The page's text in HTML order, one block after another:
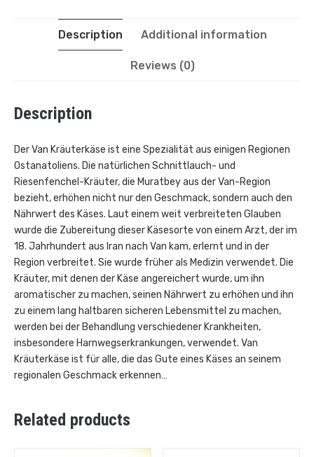
Description Additional information
Reviews (0)
Description
Der Van Kräuterkäse ist eine Spezialität aus einigen Regionen
Ostanatoliens. Die natürlichen Schnittlauch- und
Riesenfenchel-Kräuter, die Muratbey aus der Van-Region
bezieht, erhöhen nicht nur den Geschmack, sondern auch den
Nährwert des Käses. Laut einem weit verbreiteten Glauben
wurde die Zubereitung dieser Käsesorte von einem Arzt, der im
18. Jahrhundert aus Iran nach Van kam, erlernt und in der
Region verbreitet. Sie wurde früher als Medizin verwendet. Die
Kräuter, mit denen der Käse angereichert wurde, um ihn
aromatischer zu machen, seinen Nährwert zu erhöhen und ihn
zu einem lang haltbaren sicheren Lebensmittel zu machen,
werden bei der Behandlung verschiedener Krankheiten,
insbesondere Harnwegserkrankungen, verwendet. Van
Kräuterkäse ist für alle, die das Gute eines Käses an seinem
regionalen Geschmack erkennen…
Related products